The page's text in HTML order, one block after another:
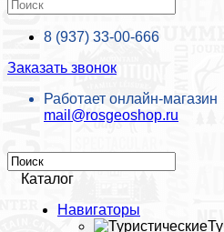
8 (937) 33-00-666
Заказать звонок
Работает онлайн-магазин
mail@rosgeoshop.ru
Каталог
Навигаторы